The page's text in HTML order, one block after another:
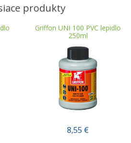
produkty
Griffon UNI 100 PVC lepidlo
250ml
8,55 €